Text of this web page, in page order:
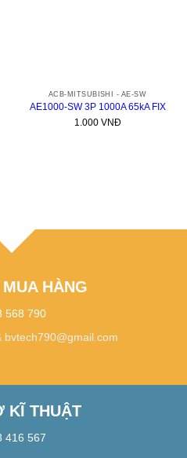
ACB-MITSUBISHI - AE-SW
AE1000-SW 3P 1000A 65kA FIX
1.000VNĐ
HÀNG
568 790
bvtech790@gmail.com
KĨ THUẬT
416 567